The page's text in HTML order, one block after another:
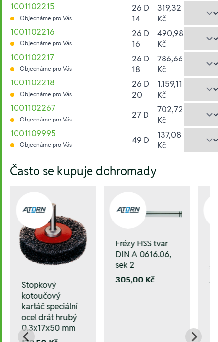
1001102215
Objednáme pro Vás
26 D
14
319,32
Kč
1001102216
Objednáme pro Vás
26 D
16
490,98
Kč
1001102217
Objednáme pro Vás
26 D
18
786,66
Kč
1001102218
Objednáme pro Vás
26 D
20
1.159,11
Kč
1001102267
Objednáme pro Vás 27 D
702,72
Kč
1001109995
Objednáme pro Vás 49 D
137,08
Kč
Často se kupuje dohromady
Stopkový
kotoučový
kartáč speciální
ocel drát hrubý
0.3x17x50 mm
Frézy HSS tvar
DIN A 0616.06,
sek 2
305,00 Kč